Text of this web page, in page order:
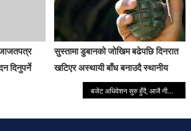
दिनुपर्ने
सुस्तामा डुबानको जोखिम बढेपछि दिनरात
खटिएर अस्थायी बाँध बनाउदै स्थानीय
बजेट अधिवेशन सुरु हुँदै, आजै नीति तथा कार्यक्रम प्रस्तुत हुने